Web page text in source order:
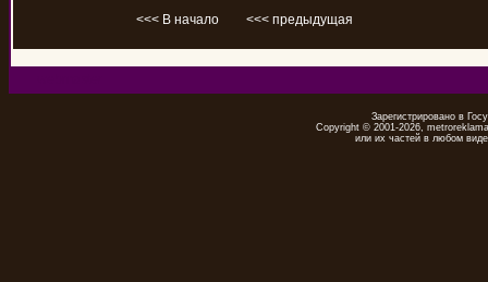
<<< В начало <<< предыдущая
Зарегистрировано в
Copyright © 2001-2026,
или их частей в любом